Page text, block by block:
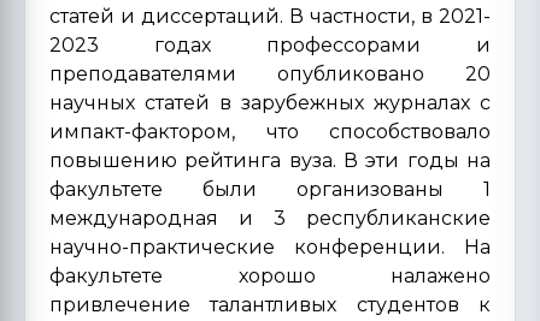
статей и диссертаций. В частности, в 2021-
2023 годах профессорами и
преподавателями опубликовано 20
научных статей в зарубежных журналах с
импакт-фактором, что способствовало
повышению рейтинга вуза. В эти годы на
факультете были организованы 1
международная и 3 республиканские
научно-практические конференции. На
факультете хорошо налажено
привлечение талантливых студентов к